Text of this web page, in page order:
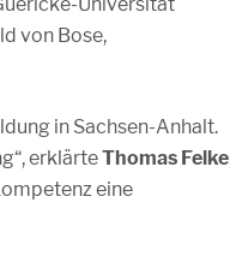
von Bose,
in Sachsen-Anhalt.
erklärteThomas Felke
eine